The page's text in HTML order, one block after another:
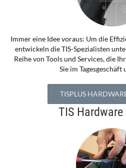
Immer eine Idee voraus: Um die
entwickeln die TIS-Spezialisten
Reihe von Tools und Services, die
Sie im
TISPLUS
TIS Hardware